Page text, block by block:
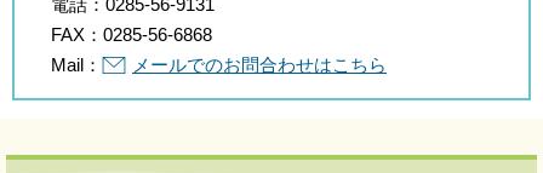
FAX： 0285-56-6868
Mail：
メールでのお問合わせはこちら